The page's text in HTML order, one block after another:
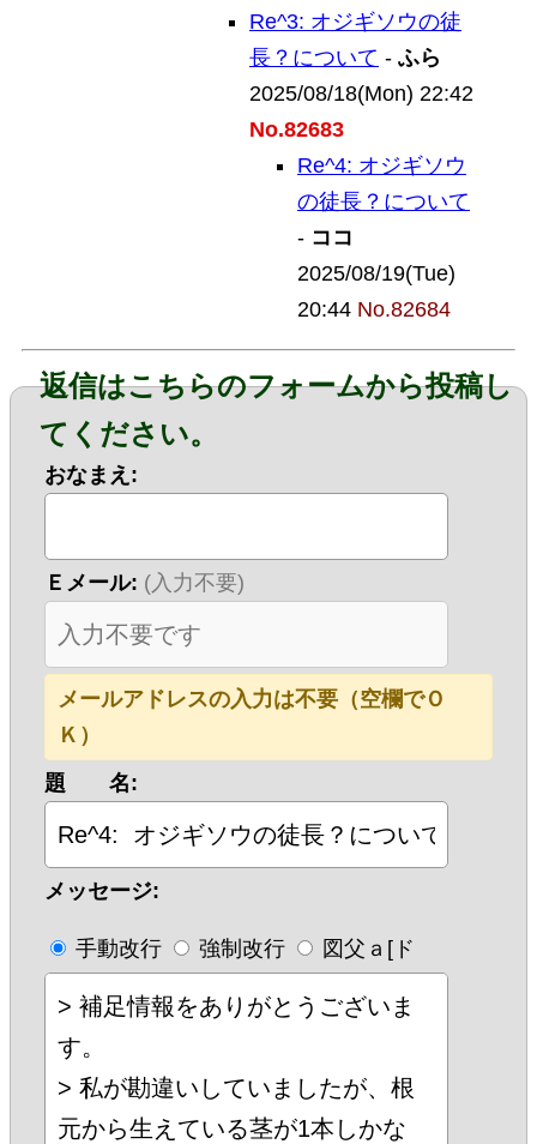
Re^3: オジギソウの徒
長？について - ふら
2025/08/18(Mon) 22:42
No.82683
Re^4: オジギソウ
の徒長？について
- ココ
2025/08/19(Tue)
20:44 No.82684
返信はこちらのフォームから投稿し
てください。
おなまえ:
Ｅメール: (入力不要)
メールアドレスの入力は不要（空欄でＯ
Ｋ）
題 名:
メッセージ:
手動改行 強制改行 図父ａ[ド